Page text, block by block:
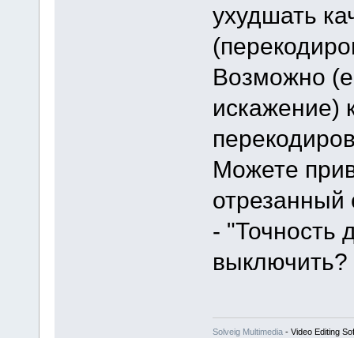
ухудшать
Возможно
искажение)
Можете
отрезанный
- "Точность
выключить?
Solveig Multimedia- Video Editing